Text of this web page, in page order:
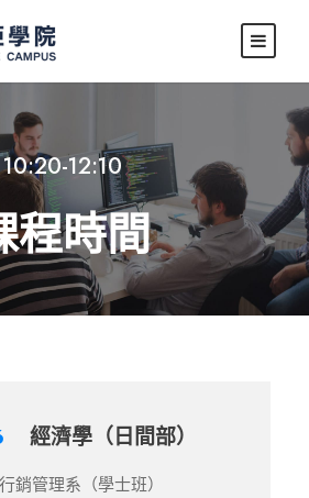
10:20-12:10
程時間
經濟學（日間部）
行銷管理系（學士班）